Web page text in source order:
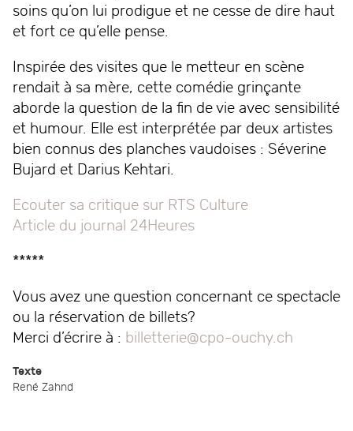
soins qu’on lui prodigue et ne cesse de dire haut
et fort ce qu’elle pense.
Inspirée des visites que le metteur en scène
rendait à sa mère, cette comédie grinçante
aborde la question de la fin de vie avec sensibilité
et humour. Elle est interprétée par deux artistes
bien connus des planches vaudoises : Séverine
Bujard et Darius Kehtari.
Ecouter sa critique sur RTS Culture
Article du journal 24Heures
*****
Vous avez une question concernant ce spectacle
ou la réservation de billets?
Merci d’écrire à : billetterie@cpo-ouchy.ch
Texte
René Zahnd